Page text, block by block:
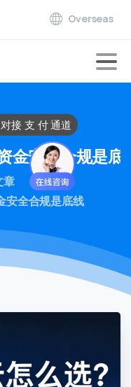
Overseas
金安全合规是底
章
安全合规是底线
对接 支 付 通道